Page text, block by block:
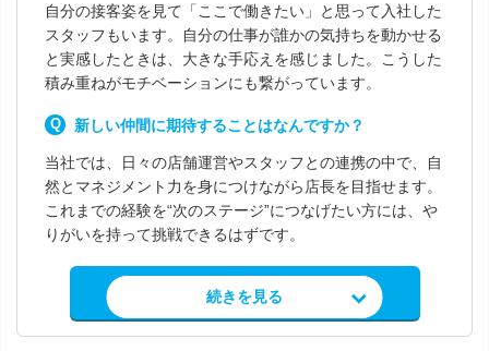
自分の接客姿を見て「ここで働きたい」と思って入社した
スタッフもいます。自分の仕事が誰かの気持ちを動かせる
と実感したときは、大きな手応えを感じました。こうした
積み重ねがモチベーションにも繋がっています。
新しい仲間に期待することはなんですか？
当社では、日々の店舗運営やスタッフとの連携の中で、自
然とマネジメント力を身につけながら店長を目指せます。
これまでの経験を“次のステージ”につなげたい方には、や
りがいを持って挑戦できるはずです。
求人情報を見る
続きを見る